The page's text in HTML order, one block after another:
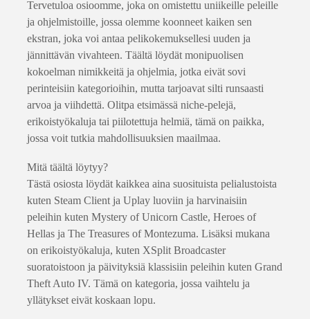
Tervetuloa osioomme, joka on omistettu uniikeille peleille
ja ohjelmistoille, jossa olemme koonneet kaiken sen
ekstran, joka voi antaa pelikokemuksellesi uuden ja
jännittävän vivahteen. Täältä löydät monipuolisen
kokoelman nimikkeitä ja ohjelmia, jotka eivät sovi
perinteisiin kategorioihin, mutta tarjoavat silti runsaasti
arvoa ja viihdettä. Olitpa etsimässä niche-pelejä,
erikoistyökaluja tai piilotettuja helmiä, tämä on paikka,
jossa voit tutkia mahdollisuuksien maailmaa.
Mitä täältä löytyy?
Tästä osiosta löydät kaikkea aina suosituista pelialustoista
kuten Steam Client ja Uplay luoviin ja harvinaisiin
peleihin kuten Mystery of Unicorn Castle, Heroes of
Hellas ja The Treasures of Montezuma. Lisäksi mukana
on erikoistyökaluja, kuten XSplit Broadcaster
suoratoistoon ja päivityksiä klassisiin peleihin kuten Grand
Theft Auto IV. Tämä on kategoria, jossa vaihtelu ja
yllätykset eivät koskaan lopu.